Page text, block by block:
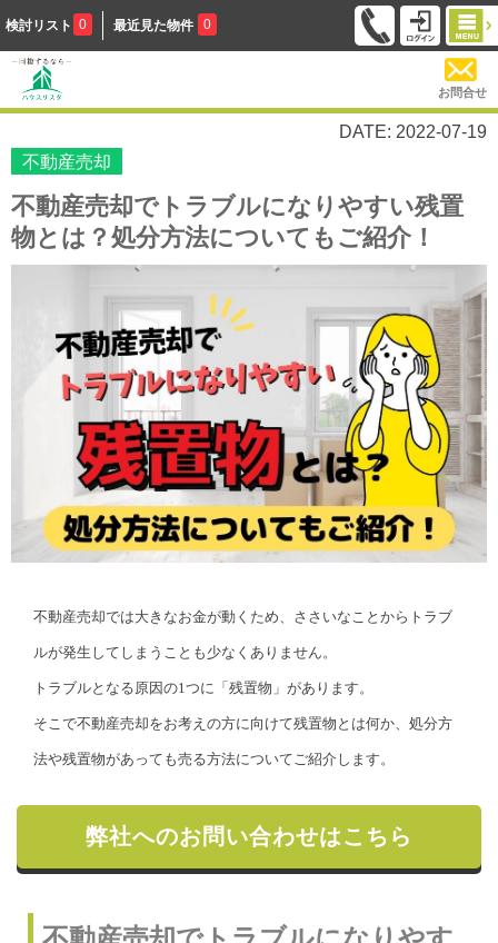
検討リスト 0 最近見た物件 0
お問合せ
DATE: 2022-07-19
不動産売却
不動産売却でトラブルになりやすい残置
物とは？処分方法についてもご紹介！
不動産売却では大きなお金が動くため、ささいなことからトラブ
ルが発生してしまうことも少なくありません。
トラブルとなる原因の1つに「残置物」があります。
そこで不動産売却をお考えの方に向けて残置物とは何か、処分方
法や残置物があっても売る方法についてご紹介します。
弊社へのお問い合わせはこちら